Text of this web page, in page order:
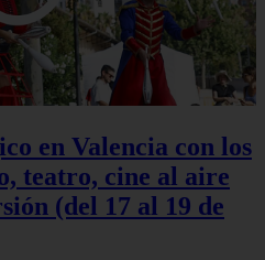
en Valencia con los
teatro, cine al aire
(del 17 al 19 de